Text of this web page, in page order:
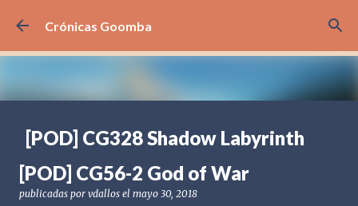
Ir al contenido principal
Crónicas Goomba
[POD] CG328 Shadow Labyrinth
[PS5] PLAYSTATION 5
[POD] CG56-2 God of War
publicadas por vdallos el mayo 30, 2018